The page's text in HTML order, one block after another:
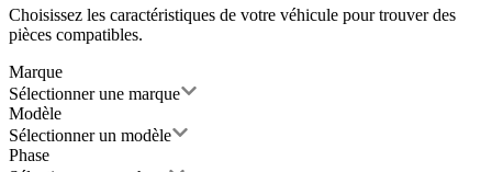
Choisissez les caractéristiques de votre véhicule pour trouver des
pièces compatibles.
Marque
Sélectionner une marque
Modèle
Sélectionner un modèle
Phase